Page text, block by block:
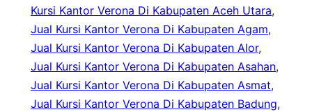
Kursi Kantor Verona Di Kabupaten Aceh Utara
Jual Kursi Kantor Verona Di Kabupaten Agam
Jual Kursi Kantor Verona Di Kabupaten Alor
Jual Kursi Kantor Verona Di Kabupaten Asahan
Jual Kursi Kantor Verona Di Kabupaten Asmat
Jual Kursi Kantor Verona Di Kabupaten Badung